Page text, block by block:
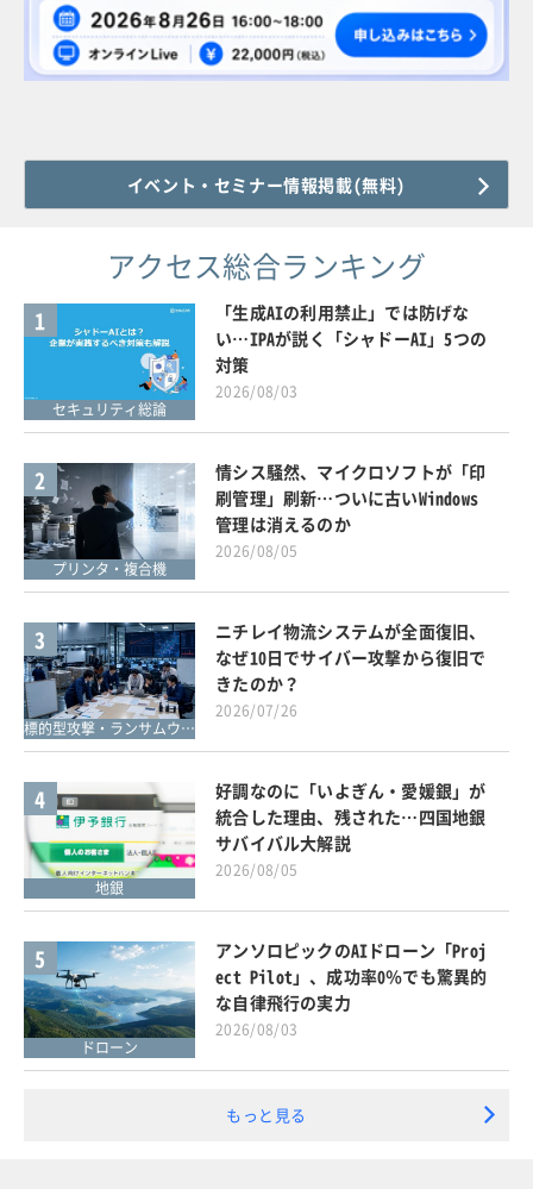
イベント・セミナー情報掲載(無料)
アクセス総合ランキング
1
セキュリティ総論
「生成AIの利用禁止」では防げな
い…IPAが説く「シャドーAI」5つの
対策
2026/08/03
2
プリンタ・複合機
情シス騒然、マイクロソフトが「印
刷管理」刷新…ついに古いWindows
管理は消えるのか
2026/08/05
3
標的型攻撃・ランサムウェア対策
ニチレイ物流システムが全面復旧、
なぜ10日でサイバー攻撃から復旧で
きたのか？
2026/07/26
4
地銀
好調なのに「いよぎん・愛媛銀」が
統合した理由、残された…四国地銀
サバイバル大解説
2026/08/05
5
ドローン
アンソロピックのAIドローン「Proj
ect Pilot」、成功率0％でも驚異的
な自律飛行の実力
2026/08/03
もっと見る